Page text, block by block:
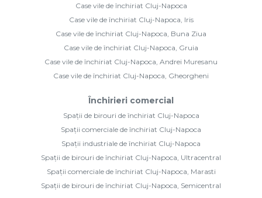
Case vile de închiriat Cluj-Napoca
Case vile de închiriat Cluj-Napoca, Iris
Case vile de închiriat Cluj-Napoca, Buna Ziua
Case vile de închiriat Cluj-Napoca, Gruia
Case vile de închiriat Cluj-Napoca, Andrei Muresanu
Case vile de închiriat Cluj-Napoca, Gheorgheni
Închirieri comercial
Spații de birouri de închiriat Cluj-Napoca
Spații comerciale de închiriat Cluj-Napoca
Spații industriale de închiriat Cluj-Napoca
Spații de birouri de închiriat Cluj-Napoca, Ultracentral
Spații comerciale de închiriat Cluj-Napoca, Marasti
Spații de birouri de închiriat Cluj-Napoca, Semicentral